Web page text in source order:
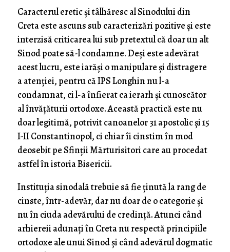
Caracterul eretic și tâlhăresc al Sinodului din
Creta este ascuns sub caracterizări pozitive și este
interzisă criticarea lui sub pretextul că doar un alt
Sinod poate să-l condamne. Deși este adevărat
acest lucru, este iarăși o manipulare și distragere
a atenției, pentru că IPS Longhin nu l-a
condamnat, ci l-a înfierat ca ierarh și cunoscător
al învățăturii ortodoxe. Această practică este nu
doar legitimă, potrivit canoanelor 31 apostolic și 15
I-II Constantinopol, ci chiar îi cinstim în mod
deosebit pe Sfinții Mărturisitori care au procedat
astfel în istoria Bisericii.
Instituția sinodală trebuie să fie ținută la rang de
cinste, într-adevăr, dar nu doar de o categorie și
nu în ciuda adevărului de credință. Atunci când
arhiereii adunați în Creta nu respectă principiile
ortodoxe ale unui Sinod și când adevărul dogmatic